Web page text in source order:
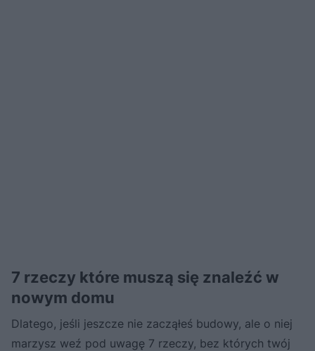
7 rzeczy które muszą się znaleźć w
nowym domu
Dlatego, jeśli jeszcze nie zacząłeś budowy, ale o niej
marzysz weź pod uwagę 7 rzeczy, bez których twój